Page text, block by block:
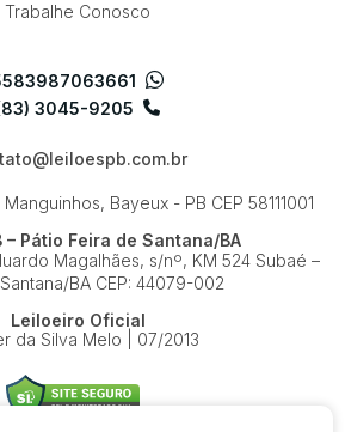
Trabalhe Conosco
3045-9205
Manguinhos, Bayeux - PB CEP 58111001
– Pátio Feira de Santana/BA
Magalhães, s/nº, KM 524Subaé –
BA CEP: 44079-002
Leiloeiro Oficial
da Silva Melo | 07/2013